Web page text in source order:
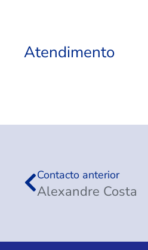
Atendimento
Contacto anterior
Alexandre Costa